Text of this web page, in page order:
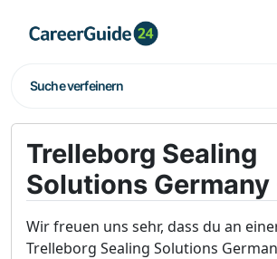
Suche verfeinern
Trelleborg Sealing
Solutions Germany
Wir freuen uns sehr, dass du an
Trelleborg Sealing Solutions